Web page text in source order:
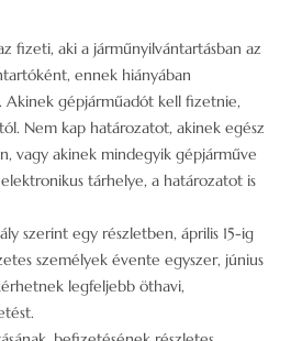
fizeti, aki a járműnyilvántartásban az
ennek hiányában
Akinek gépjárműadót kell fizetnie,
Nem kap határozatot, akinek egész
vagy akinek mindegyik gépjárműve
tárhelye, a határozatot is
szerint egy részletben, április 15-ig
személyek évente egyszer, június
legfeljebb öthavi,